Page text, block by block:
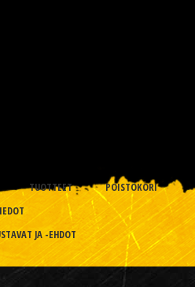
TUOTTEET
POISTOKORI
JA -EHDOT